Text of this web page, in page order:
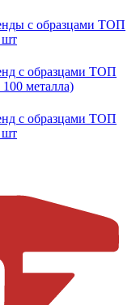
с образцами ТОП
шт
с образцами ТОП
металла)
с образцами ТОП
шт